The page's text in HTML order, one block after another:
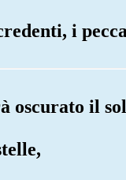
i
oscurato il